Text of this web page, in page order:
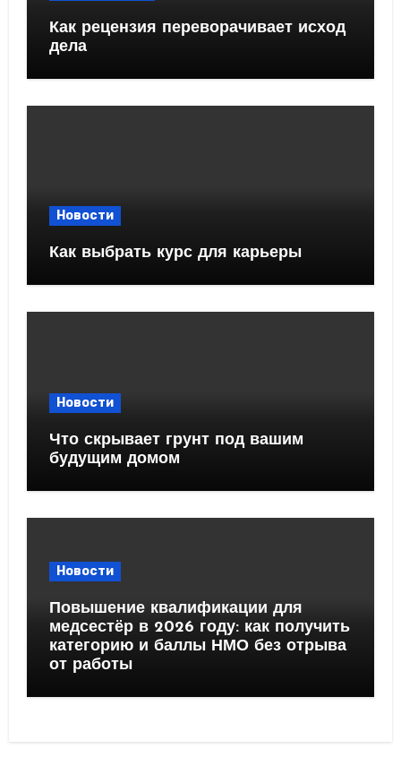
Как рецензия переворачивает исход
дела
Новости
Как выбрать курс для карьеры
Новости
Что скрывает грунт под вашим
будущим домом
Новости
Повышение квалификации для
медсестёр в 2026 году: как получить
категорию и баллы НМО без отрыва
от работы